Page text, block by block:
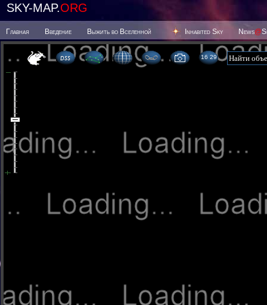
SKY-MAP.ORG
Главная Введение Выжить во Вселенной Inhabited Sky News@
16:29